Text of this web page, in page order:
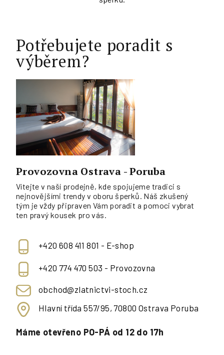
Potřebujete poradit s
výběrem?
Provozovna Ostrava - Poruba
Vítejte v naší prodejně, kde spojujeme tradici s
nejnovějšími trendy v oboru šperků. Náš zkušený
tým je vždy připraven Vám poradit a pomoci vybrat
ten pravý kousek pro vás.
+420 608 411 801 - E-shop
+420 774 470 503 - Provozovna
obchod@zlatnictvi-stoch.cz
Hlavní třída 557/95, 70800 Ostrava Poruba
Máme otevřeno PO-PÁ od 12 do 17h